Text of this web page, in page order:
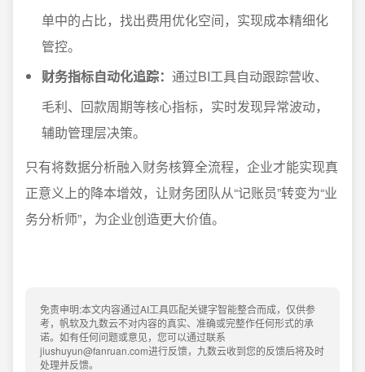
单中的占比，找出费用优化空间，实现成本精细化
管控。
财务指标自动化追踪： 通过BI工具自动跟踪营收、
毛利、回款周期等核心指标，实时发现异常波动，
辅助管理层决策。
只有将数据分析融入财务核算全流程，企业才能实现真
正意义上的降本增效，让财务团队从“记账员”转变为“业
务分析师”，为企业创造更大价值。
免责申明:本文内容通过AI工具匹配关键字智能整合而成，仅供参
考，帆软及九数云不对内容的真实、准确或完整作任何形式的承
诺。如有任何问题或意见，您可以通过联系
jiushuyun@fanruan.com进行反馈，九数云收到您的反馈后将及时
处理并反馈。